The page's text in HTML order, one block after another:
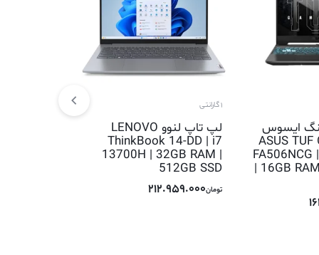
ایسوس
ASUS
FA506NCG
| 16GB
1 گارانتی
لپ تاپ لنوو LENOVO
ThinkBook 14-DD | i7
13700H | 32GB RAM |
512GB SSD
تومان212.959.000